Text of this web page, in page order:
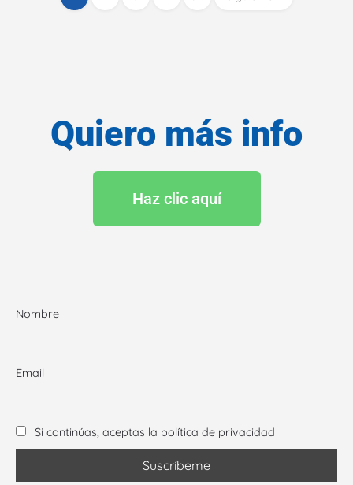
Quiero más info
Haz clic aquí
Nombre
Email
Si continúas, aceptas la política de privacidad